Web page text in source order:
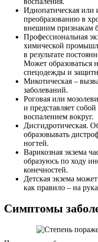
Идиопатическая или
преобразованию в
внешним признакам
Профессиональная
химической
в результате
Может образоваться
спецодежды и
Микотическая –
заболеваний.
Роговая или
и представляет
воспалением вокруг.
Дисгидротическая.
образовывать
ногтей.
Варикозная экзема
образуюсь по ходу
конечностей.
Детская экзема
как правило – на
Симптомы